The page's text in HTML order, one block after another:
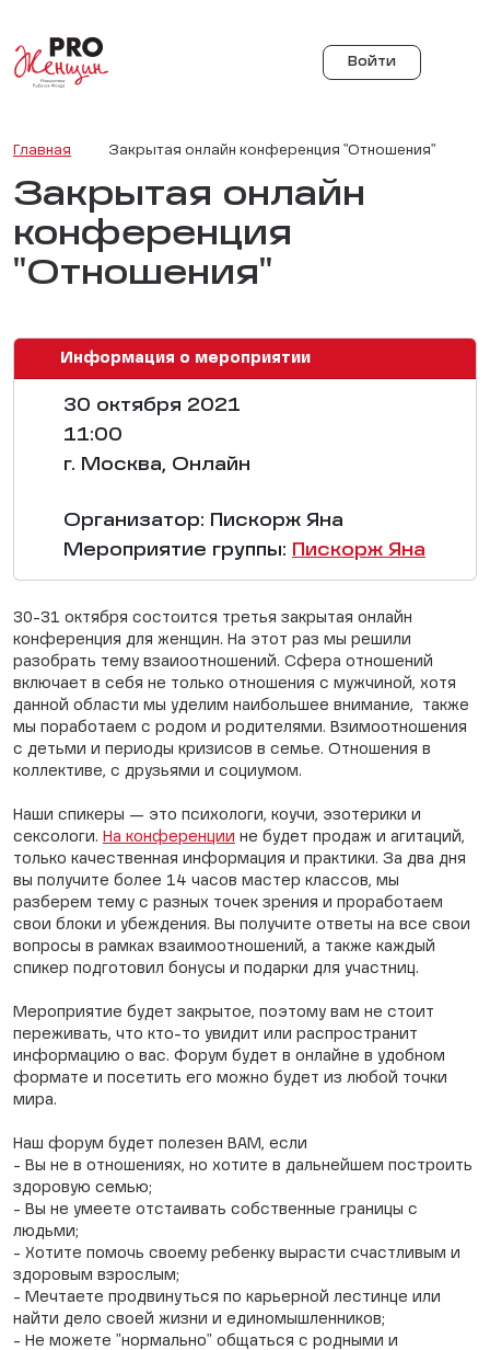
Войти
Главная Закрытая онлайн конференция "Отношения"
Закрытая онлайн
конференция
"Отношения"
Информация о мероприятии
30 октября 2021
11:00
г. Москва, Онлайн
Организатор: Пискорж Яна
Мероприятие группы:
Пискорж Яна
30-31 октября состоится третья закрытая онлайн
конференция для женщин. На этот раз мы решили
разобрать тему взаиоотношений. Сфера отношений
включает в себя не только отношения с мужчиной, хотя
данной области мы уделим наибольшее внимание, также
мы поработаем с родом и родителями. Взимоотношения
с детьми и периоды кризисов в семье. Отношения в
коллективе, с друзьями и социумом.
Наши спикеры — это психологи, коучи, эзотерики и
сексологи. На конференции не будет продаж и агитаций,
только качественная информация и практики. За два дня
вы получите более 14 часов мастер классов, мы
разберем тему с разных точек зрения и проработаем
свои блоки и убеждения. Вы получите ответы на все свои
вопросы в рамках взаимоотношений, а также каждый
спикер подготовил бонусы и подарки для участниц.
Мероприятие будет закрытое, поэтому вам не стоит
переживать, что кто-то увидит или распространит
информацию о вас. Форум будет в онлайне в удобном
формате и посетить его можно будет из любой точки
мира.
Наш форум будет полезен ВАМ, если
- Вы не в отношениях, но хотите в дальнейшем построить
здоровую семью;
- Вы не умеете отстаивать собственные границы с
людьми;
- Хотите помочь своему ребенку вырасти счастливым и
здоровым взрослым;
- Мечтаете продвинуться по карьерной лестинце или
найти дело своей жизни и единомышленников;
- Не можете "нормально" общаться с родными и